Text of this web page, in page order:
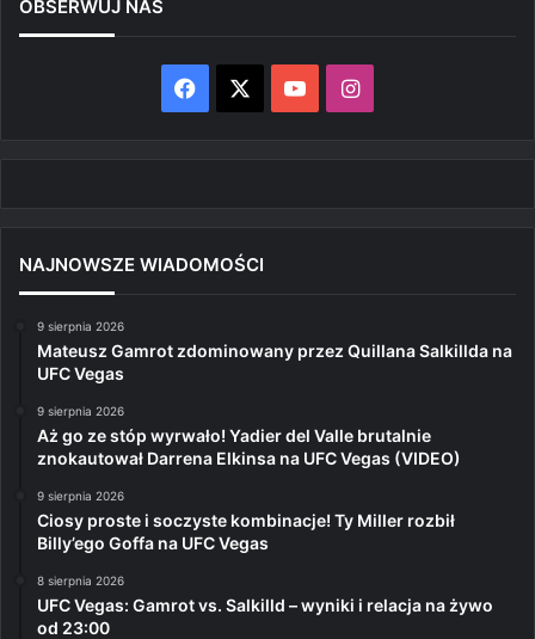
OBSERWUJ NAS
Facebook YouTubeInstagram
NAJNOWSZE WIADOMOŚCI
9 sierpnia 2026
Mateusz Gamrot zdominowany przez Quillana Salkillda na
UFC Vegas
9 sierpnia 2026
Aż go ze stóp wyrwało! Yadier del Valle brutalnie
znokautował Darrena Elkinsa na UFC Vegas (VIDEO)
9 sierpnia 2026
Ciosy proste i soczyste kombinacje! Ty Miller rozbił
Billy’ego Goffa na UFC Vegas
8 sierpnia 2026
UFC Vegas: Gamrot vs. Salkilld – wyniki i relacja na żywo
od 23:00